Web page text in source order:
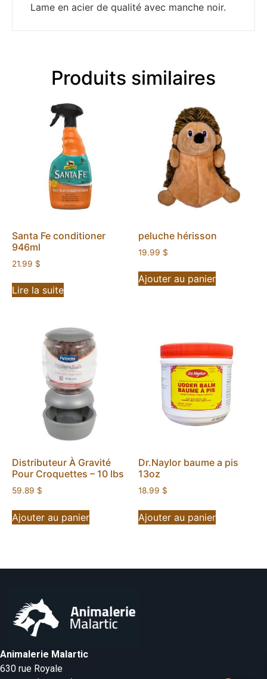
Lame en acier de qualité avec manche noir.
Produits similaires
Santa Fe conditioner
946ml
21.99 $
Lire la suite
peluche hérisson
19.99 $
Ajouter au panier
Distributeur À Gravité
Pour Croquettes – 10 lbs
59.89 $
Ajouter au panier
Dr.Naylor baume a pis
13oz
18.99 $
Ajouter au panier
Animalerie Malartic
630 rue Royale